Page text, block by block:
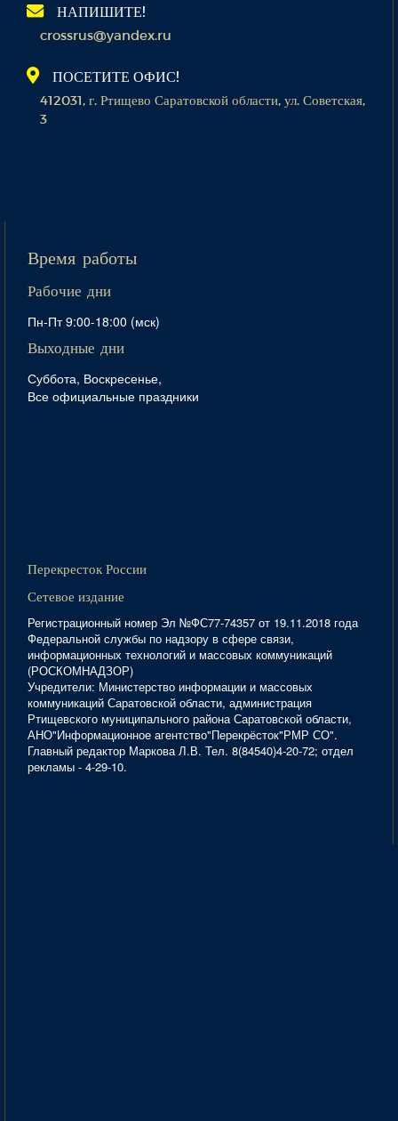
НАПИШИТЕ!
crossrus@yandex.ru
ПОСЕТИТЕ ОФИС!
412031, г. Ртищево Саратовской области, ул. Советская,
3
Время работы
Рабочие дни
Пн-Пт 9:00-18:00 (мск)
Выходные дни
Суббота, Воскресенье,
Все официальные праздники
Перекресток России
Сетевое издание
Регистрационный номер Эл №ФС77-74357 от 19.11.2018 года
Федеральной службы по надзору в сфере связи,
информационных технологий и массовых коммуникаций
(РОСКОМНАДЗОР)
Учредители: Министерство информации и массовых
коммуникаций Саратовской области, администрация
Ртищевского муниципального района Саратовской области,
АНО"Информационное агентство"Перекрёсток"РМР СО".
Главный редактор Маркова Л.В. Тел. 8(84540)4-20-72; отдел
рекламы - 4-29-10.